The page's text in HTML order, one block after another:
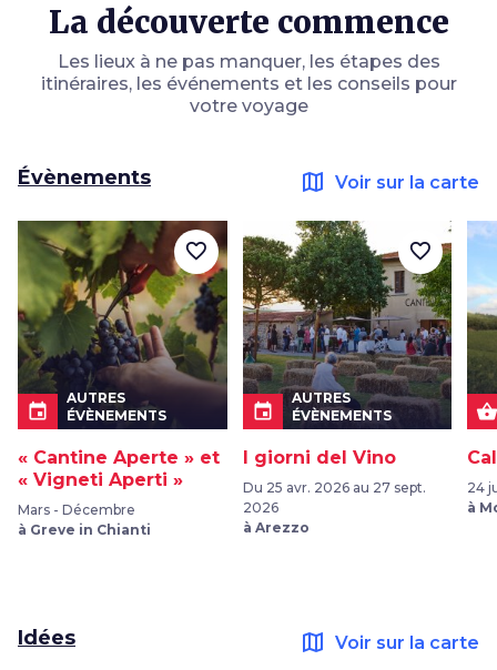
La découverte commence
Les lieux à ne pas manquer, les étapes des
itinéraires, les événements et les conseils pour
votre voyage
Évènements map Voir sur la carte
event
AUTRES
ÉVÈNEMENTS
« Cantine Aperte » et
« Vigneti Aperti »
Mars - Décembre
à Greve in Chianti
favorite_border
event
AUTRES
ÉVÈNEMENTS
I giorni del Vino
Du 25 avr. 2026 au 27 sept.
2026
à Arezzo
favorite_border
24
à
Idées map Voir sur la carte